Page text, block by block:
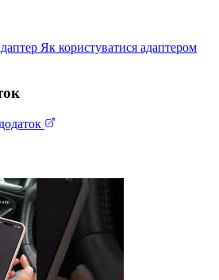
Як користуватися адаптером